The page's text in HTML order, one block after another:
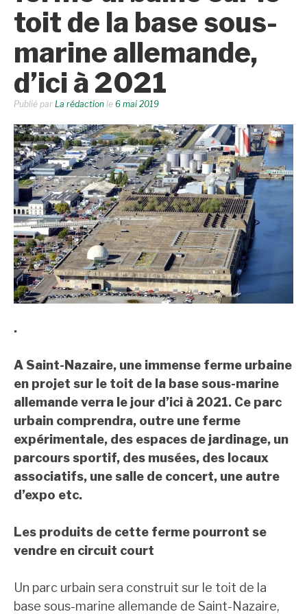
toit de la base sous-
marine allemande,
d’ici à 2021
Publié par La rédaction le 6 mai 2019
.
A Saint-Nazaire, une immense ferme urbaine
en projet sur le toit de la base sous-marine
allemande verra le jour d’ici à 2021. Ce parc
urbain comprendra, outre une ferme
expérimentale, des espaces de jardinage, un
parcours sportif, des musées, des locaux
associatifs, une salle de concert, une autre
d’expo etc.
Les produits de cette ferme pourront se
vendre en circuit court
Un parc urbain sera construit sur le toit de la
base sous-marine allemande de Saint-Nazaire,